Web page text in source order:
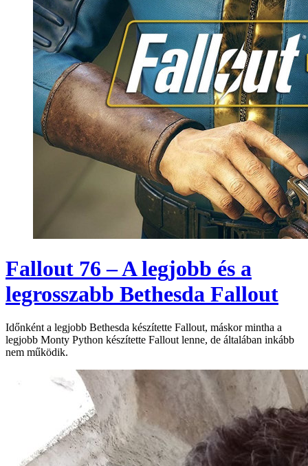
Fallout 76 – A legjobb és a
legrosszabb Bethesda Fallout
Időnként a legjobb Bethesda készítette Fallout, máskor mintha a
legjobb Monty Python készítette Fallout lenne, de általában inkább
nem működik.